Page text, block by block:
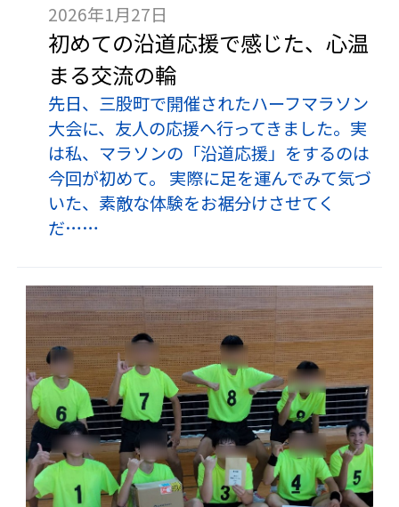
2026年1月27日
初めての沿道応援で感じた、心温
まる交流の輪
先日、三股町で開催されたハーフマラソン
大会に、友人の応援へ行ってきました。実
は私、マラソンの「沿道応援」をするのは
今回が初めて。 実際に足を運んでみて気づ
いた、素敵な体験をお裾分けさせてく
だ……